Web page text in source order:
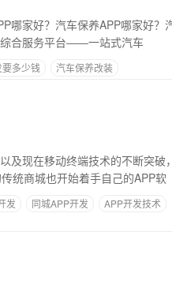
哪家好？汽车保养APP哪家好？
综合服务平台――一站式汽车
多少钱
汽车保养改装
及现在移动终端技术的不断突破，
统商城也开始着手自己的APP软
发 同城APP开发 APP开发技术